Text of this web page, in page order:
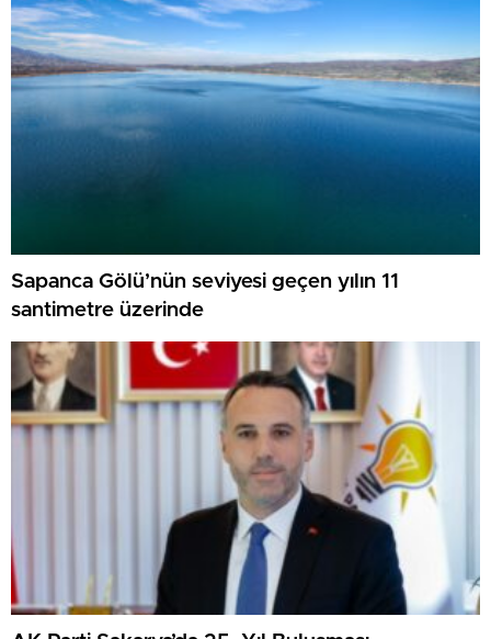
Sapanca Gölü’nün seviyesi geçen yılın 11
santimetre üzerinde